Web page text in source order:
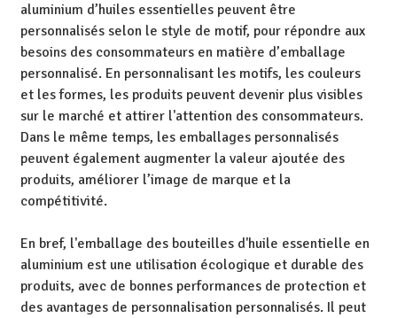
aluminium d’huiles essentielles peuvent être
personnalisés selon le style de motif, pour répondre aux
besoins des consommateurs en matière d’emballage
personnalisé. En personnalisant les motifs, les couleurs
et les formes, les produits peuvent devenir plus visibles
sur le marché et attirer l'attention des consommateurs.
Dans le même temps, les emballages personnalisés
peuvent également augmenter la valeur ajoutée des
produits, améliorer l’image de marque et la
compétitivité.
En bref, l'emballage des bouteilles d'huile essentielle en
aluminium est une utilisation écologique et durable des
produits, avec de bonnes performances de protection et
des avantages de personnalisation personnalisés. Il peut